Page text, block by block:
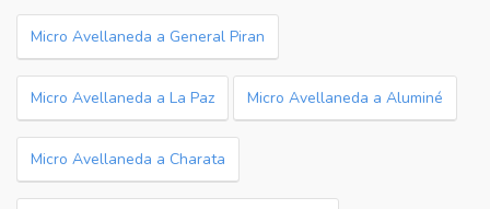
Micro Avellaneda a General Piran
Micro Avellaneda a La Paz Micro Avellaneda a Aluminé
Micro Avellaneda a Charata